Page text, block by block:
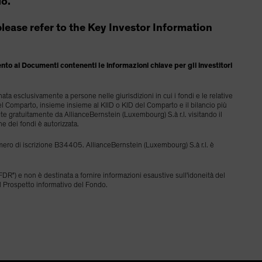
refer to the Key Investor Information
ai Documenti contenenti le informazioni chiave per gli investitori
esclusivamente a persone nelle giurisdizioni in cui i fondi e le relative
insieme insieme al KIID o KID del Comparto e il bilancio più
gratuitamente da AllianceBernstein (Luxembourg) S.à r.l. visitando il
dei fondi è autorizzata.
di iscrizione B34405. AllianceBernstein (Luxembourg) S.à r.l. è
e non è destinata a fornire informazioni esaustive sull'idoneità del
informativo del Fondo.